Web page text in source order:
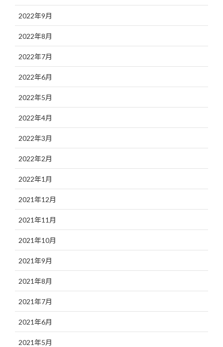
2022年9月
2022年8月
2022年7月
2022年6月
2022年5月
2022年4月
2022年3月
2022年2月
2022年1月
2021年12月
2021年11月
2021年10月
2021年9月
2021年8月
2021年7月
2021年6月
2021年5月